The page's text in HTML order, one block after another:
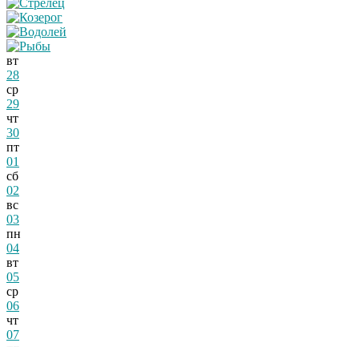
вт
28
ср
29
чт
30
пт
01
сб
02
вс
03
пн
04
вт
05
ср
06
чт
07